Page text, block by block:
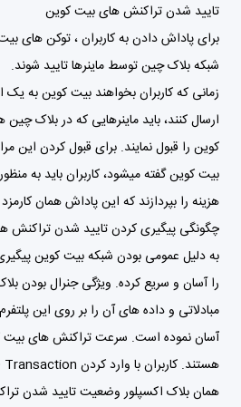
تایید شدن تراکنش های بیت کوین
برای پاداش دادن به کاربران ، توکن های
شبکه بلاک چین توسط ماینرها تایید شوند.
زمانی که کاربران بخواهند بیت کوین به
ارسال کنند، باید ماینرهایی که در بلاک
کوین را قبول نمایند. برای قبول کردن این
بیت کوین گفته میشود، کاربران باید به
هزینه را بپردازند که این پاداش همان
چگونگی پیگیری کردن تایید شدن تراکنش
به دلیل عمومی بودن شبکه بیت کوین
را آسان و سریع کرده. ویژگی جنرال بودن
مبادلاتی و داده های آن را بر روی این
همان بلاک اکسپلور وضعیت تایید شدن